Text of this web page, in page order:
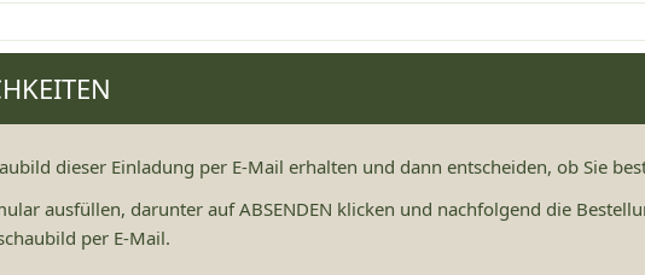
dieser Einladung per E-Mail erhalten und dann entscheiden, ob Sie
ausfüllen, darunter auf ABSENDEN klicken und nachfolgend die
per E-Mail.